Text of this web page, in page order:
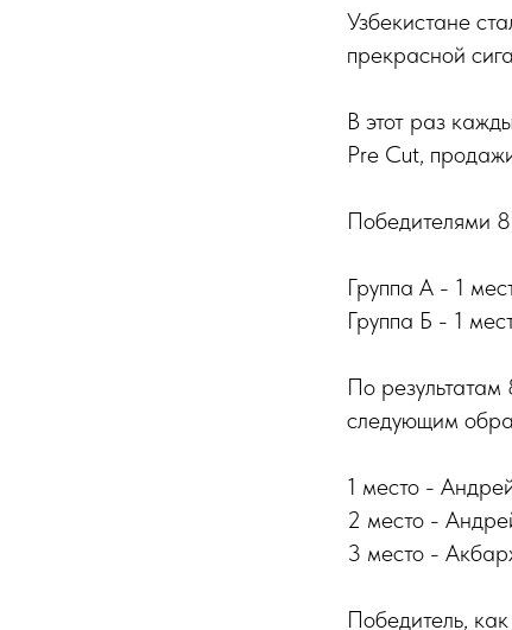
Узбекистане
прекрасной
В этот раз
Pre Cut,
Победителями
Группа А - 1
Группа Б - 1
По
следующим
1 место -
2 место -
3 место -
Победитель,